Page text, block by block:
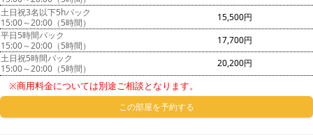
土日祝3名以下5hパック
15:00～20:00（5時間）
15,500円
平日5時間パック
15:00～20:00（5時間）
17,700円
土日祝5時間パック
15:00～20:00（5時間）
20,200円
※商用料金については別途ご相談となります。
この部屋を予約する